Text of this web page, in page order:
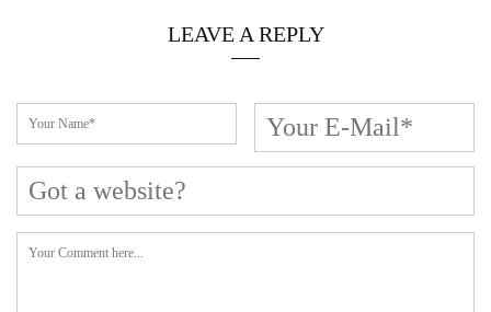
LEAVE A REPLY